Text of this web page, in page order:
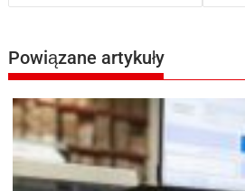
Powiązane artykuły